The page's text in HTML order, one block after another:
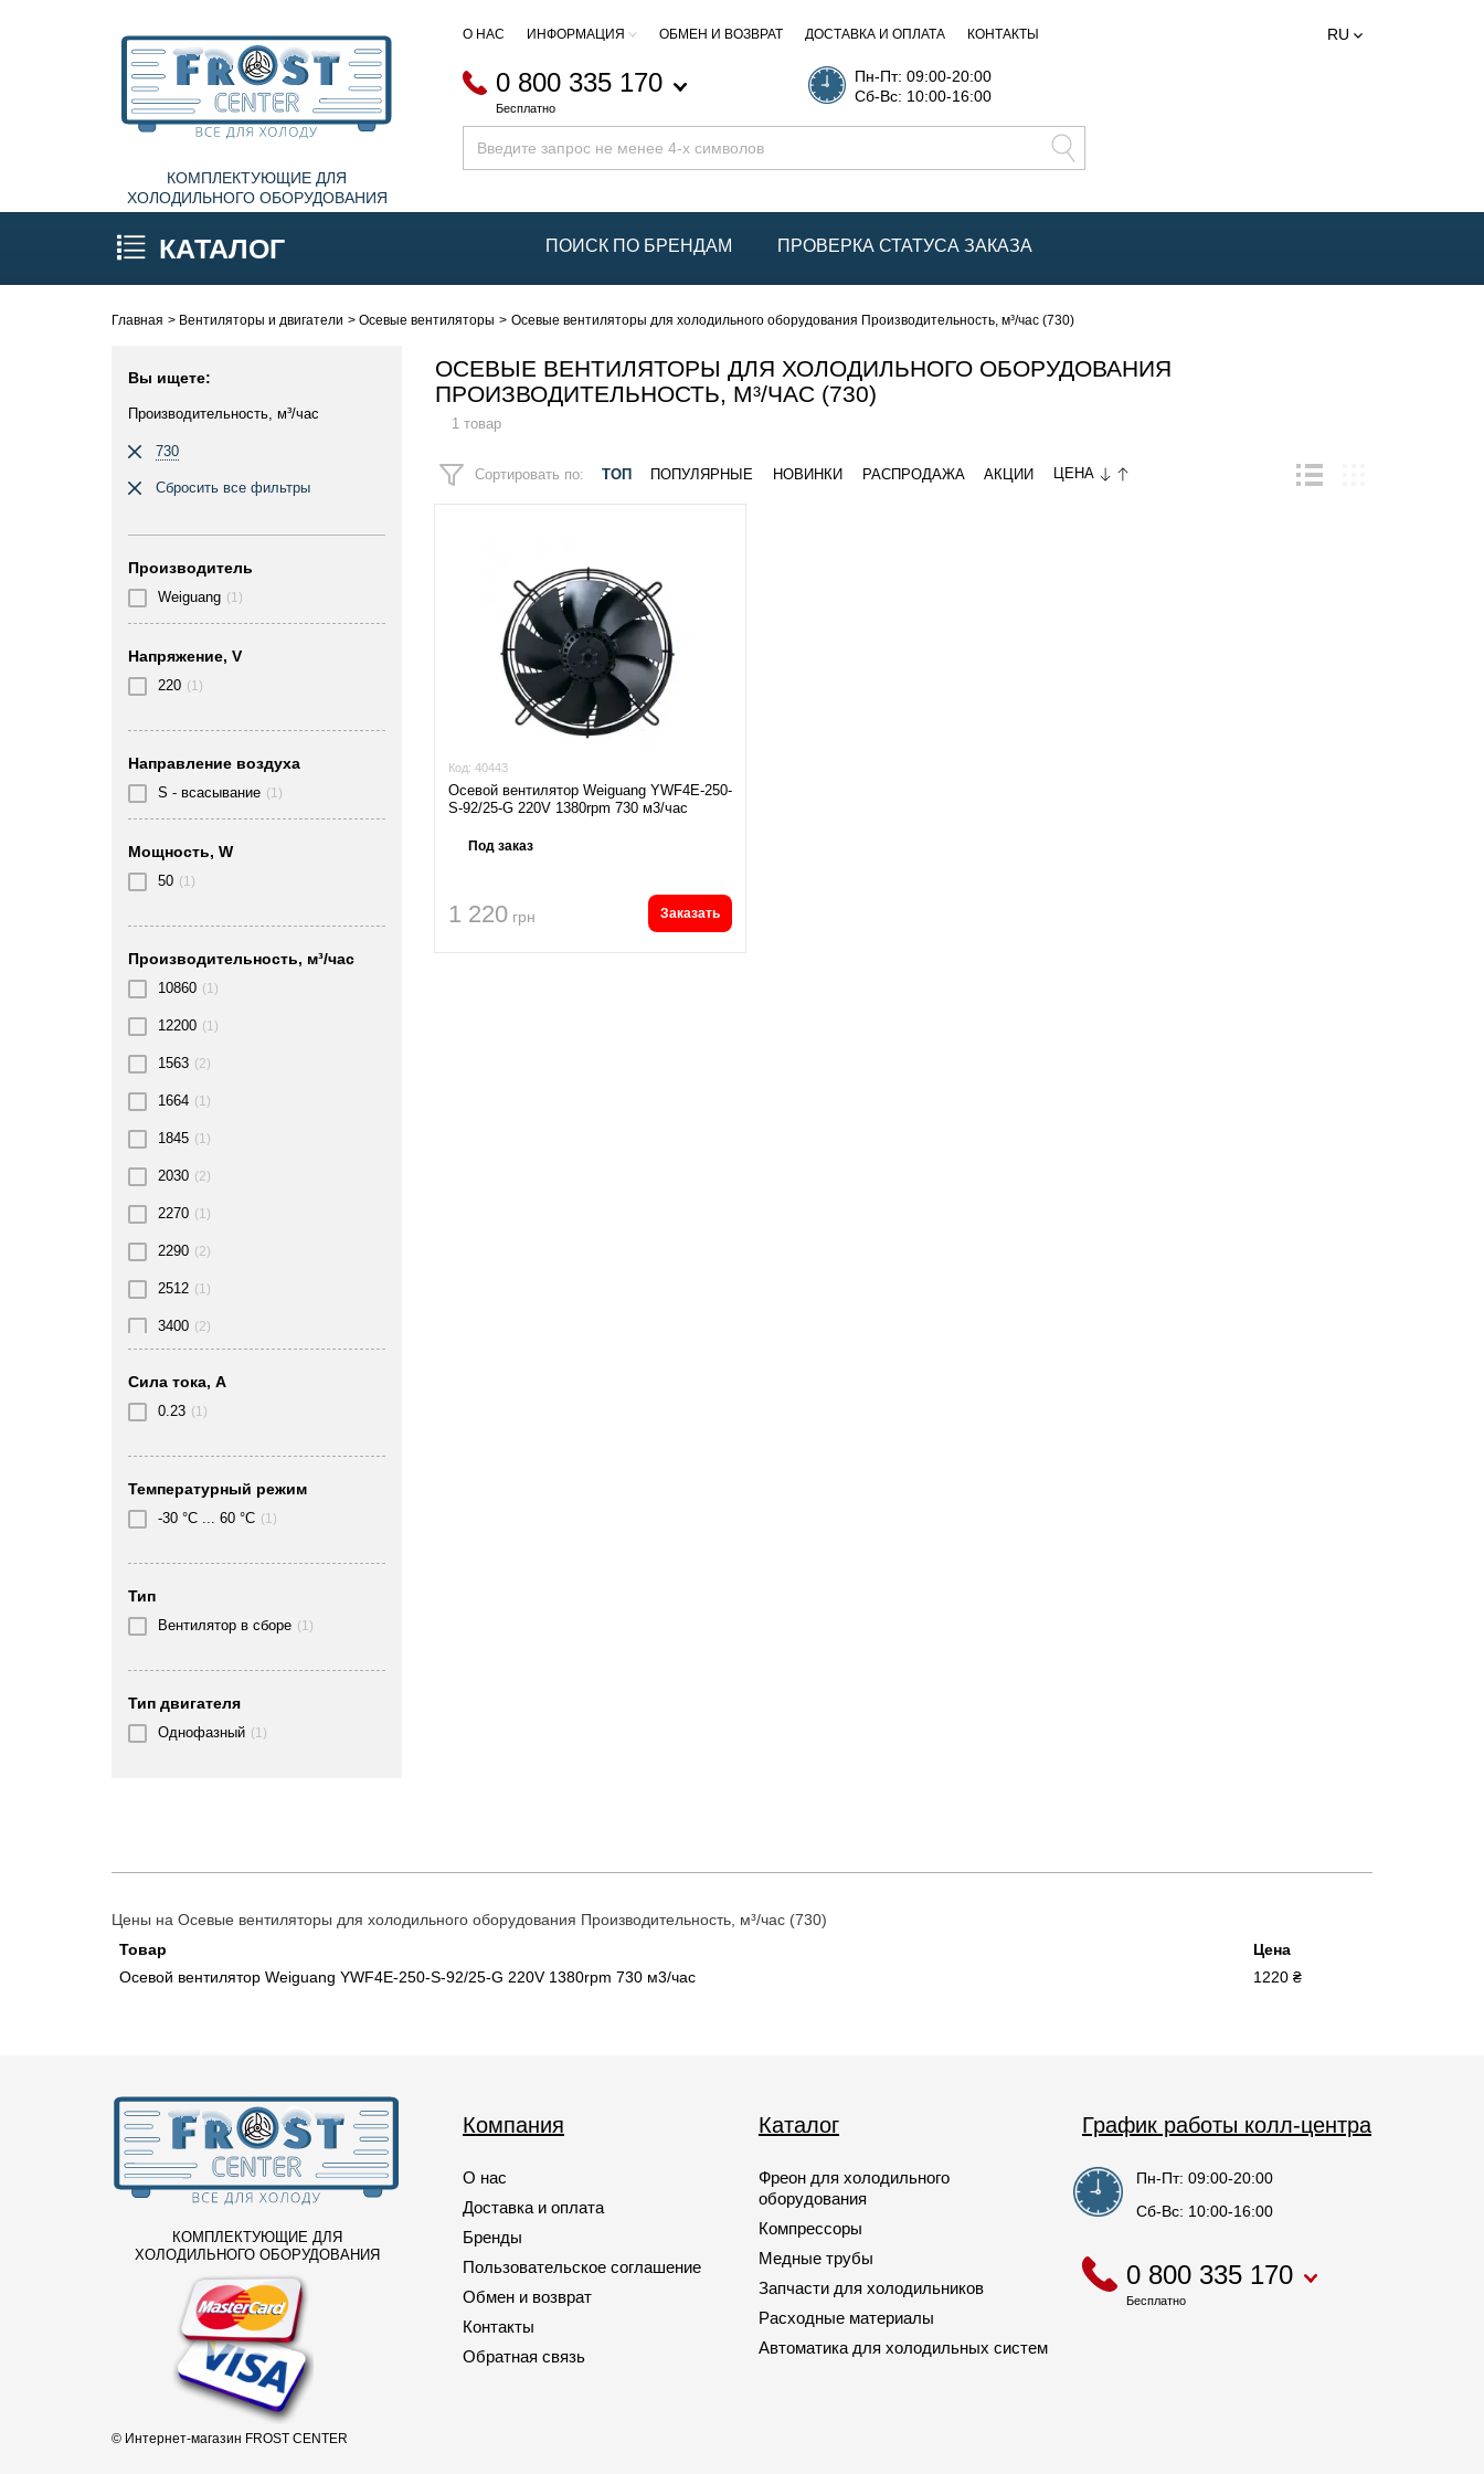
КОМПЛЕКТУЮЩИЕ ДЛЯ
ХОЛОДИЛЬНОГО ОБОРУДОВАНИЯ
О НАС ИНФОРМАЦИЯ ОБМЕН И ВОЗВРАТ ДОСТАВКА И ОПЛАТА КОНТАКТЫ
0 800 335 170
Бесплатно
Пн-Пт: 09:00-20:00
Сб-Вс: 10:00-16:00
RU
КАТАЛОГ ПОИСК ПО БРЕНДАМ ПРОВЕРКА СТАТУСА ЗАКАЗА
Главная Вентиляторы и двигатели Осевые вентиляторы Осевые вентиляторы для холодильного оборудования Производительность, м³/час (730)
Вы ищете:
Производительность, м³/час
730
Сбросить все фильтры
Производитель
Weiguang (1)
Напряжение, V
220 (1)
Направление воздуха
S - всасывание (1)
Мощность, W
50 (1)
Производительность, м³/час
10860 (1)
12200 (1)
1563 (2)
1664 (1)
1845 (1)
2030 (2)
2270 (1)
2290 (2)
2512 (1)
3400 (2)
6570 (2)
8720 (1)
Сила тока, A
0.23 (1)
Температурный режим
-30 °C ... 60 °C (1)
Тип
Вентилятор в сборе (1)
Тип двигателя
Однофазный (1)
ОСЕВЫЕ ВЕНТИЛЯТОРЫ ДЛЯ ХОЛОДИЛЬНОГО ОБОРУДОВАНИЯ
ПРОИЗВОДИТЕЛЬНОСТЬ, М³/ЧАС (730)
1 товар
Сортировать по: ТОП ПОПУЛЯРНЫЕ НОВИНКИ РАСПРОДАЖА АКЦИИ ЦЕНА
Код: 40443
Осевой вентилятор Weiguang YWF4E-250-
S-92/25-G 220V 1380rpm 730 м3/час
Под заказ
1 220 грн Заказать
Цены на Осевые вентиляторы для холодильного оборудования Производительность, м³/час (730)
Товар
Цена
Осевой вентилятор Weiguang YWF4E-250-S-92/25-G 220V 1380rpm 730 м3/час
1220 ₴
КОМПЛЕКТУЮЩИЕ ДЛЯ
ХОЛОДИЛЬНОГО ОБОРУДОВАНИЯ
© Интернет-магазин FROST CENTER
Компания
О нас
Доставка и оплата
Бренды
Пользовательское соглашение
Обмен и возврат
Контакты
Обратная связь
Каталог
Фреон для холодильного
оборудования
Компрессоры
Медные трубы
Запчасти для холодильников
Расходные материалы
Автоматика для холодильных систем
График работы колл-центра
Пн-Пт: 09:00-20:00
Сб-Вс: 10:00-16:00
0 800 335 170
Бесплатно